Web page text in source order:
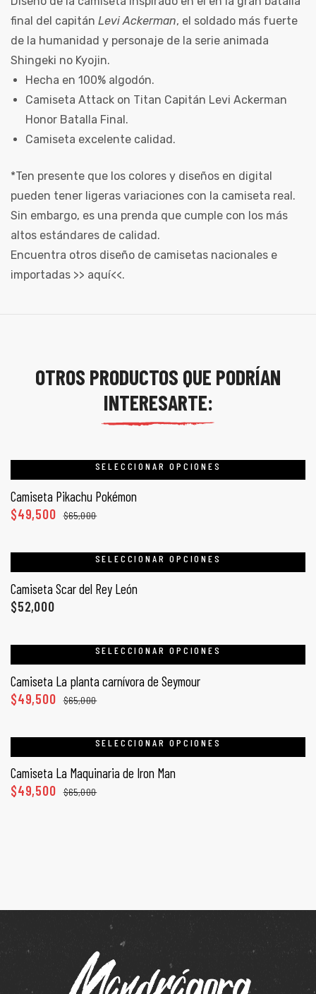
final del capitán Levi Ackerman, el soldado más fuerte
de la humanidad y personaje de la serie animada
Shingeki no Kyojin.
Hecha en 100% algodón.
Camiseta Attack on Titan Capitán Levi Ackerman
Honor Batalla Final.
Camiseta excelente calidad.
*Ten presente que los colores y diseños en digital
pueden tener ligeras variaciones con la camiseta real.
Sin embargo, es una prenda que cumple con los más
altos estándares de calidad.
Encuentra otros diseño de camisetas nacionales e
importadas >> aquí<<.
OTROS PRODUCTOS QUE PODRÍAN
INTERESARTE:
SELECCIONAR OPCIONES
Camiseta Pikachu Pokémon
$65,000
$49,500
SELECCIONAR OPCIONES
Camiseta Scar del Rey León
$52,000
SELECCIONAR OPCIONES
Camiseta La planta carnívora de Seymour
$65,000
$49,500
SELECCIONAR OPCIONES
Camiseta La Maquinaria de Iron Man
$65,000
$49,500